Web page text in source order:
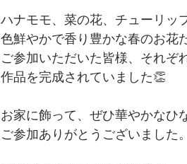
ハナモモ、菜の花、チューリッ
色鮮やかで香り豊かな春のお花
ご参加いただいた皆様、それぞ
作品を完成されていました👏
お家に飾って、ぜひ華やかなひ
ご参加ありがとうございました。